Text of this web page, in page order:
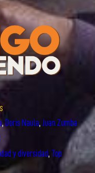
, Doris Naula, Juan Zumba
y diversidad, Top